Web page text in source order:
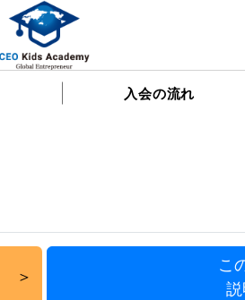
入会の流れ
こ